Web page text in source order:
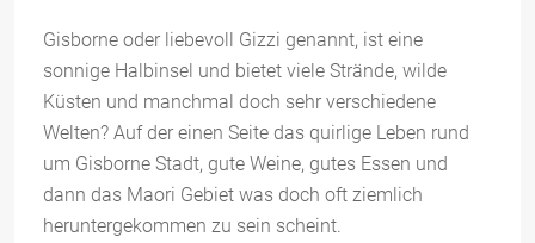
Gisborne oder liebevoll Gizzi genannt, ist eine
sonnige Halbinsel und bietet viele Strände, wilde
Küsten und manchmal doch sehr verschiedene
Welten? Auf der einen Seite das quirlige Leben rund
um Gisborne Stadt, gute Weine, gutes Essen und
dann das Maori Gebiet was doch oft ziemlich
heruntergekommen zu sein scheint.